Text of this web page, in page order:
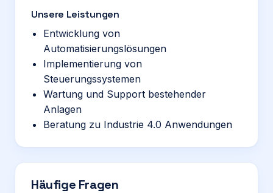
Unsere Leistungen
Entwicklung von
Automatisierungslösungen
Implementierung von
Steuerungssystemen
Wartung und Support bestehender
Anlagen
Beratung zu Industrie 4.0 Anwendungen
Häufige Fragen